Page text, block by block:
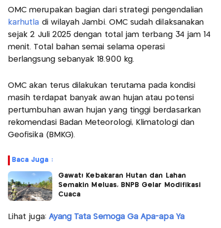
OMC merupakan bagian dari strategi pengendalian
karhutla di wilayah Jambi. OMC sudah dilaksanakan
sejak 2 Juli 2025 dengan total jam terbang 34 jam 14
menit. Total bahan semai selama operasi
berlangsung sebanyak 18.900 kg.
OMC akan terus dilakukan terutama pada kondisi
masih terdapat banyak awan hujan atau potensi
pertumbuhan awan hujan yang tinggi berdasarkan
rekomendasi Badan Meteorologi, Klimatologi dan
Geofisika (BMKG).
Baca Juga :
Gawat! Kebakaran Hutan dan Lahan
Semakin Meluas, BNPB Gelar Modifikasi
Cuaca
Lihat juga: Ayang Tata Semoga Ga Apa-apa Ya